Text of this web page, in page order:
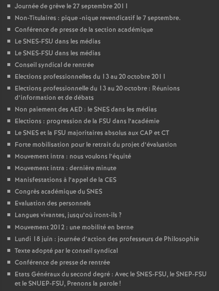
Journée de grève le 27 septembre 2011
Non-Titulaires : pique -nique revendicatif le 7 septembre.
Conférence de presse de la section académique
Le SNES-FSU dans les médias
Le SNES-FSU dans les médias
Conseil syndical de rentrée
Elections professionnelles du 13 au 20 octobre 2011
Elections professionnelle du 13 au 20 octobre : Réunions
d’information et de débats
Non paiement des AED : le SNES dans les médias
Elections : progression de la FSU dans l’académie
Le SNES et la FSU majoritaires absolus aux CAP et CT
Forte mobilisation pour le retrait du projet d’évaluation
Mouvement intra : nous voulons l’équité
Mouvement intra : dernière minute
Manisfestations à l’appel de la CES
Congrès académique du SNES
Evaluation des personnels
Langues vivantes, jusqu’où iront-ils ?
Mouvement 2012 : une mobilité en berne
Lundi 18 juin : journée d’action des professeurs de Philosophie
Texte adopté par le conseil syndical
Conférence de presse de rentrée
Etats Généraux du second degré : Avec le SNES-FSU, le SNEP-FSU
et le SNUEP-FSU, Prenons la parole!